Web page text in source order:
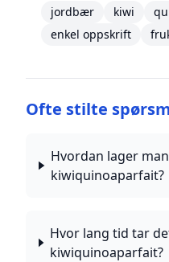
jordbær kiwi
enkel oppskrift
Ofte stilte
Hvordan lager
kiwiquinoaparfait?
Hvor lang tid tar
kiwiquinoaparfait?